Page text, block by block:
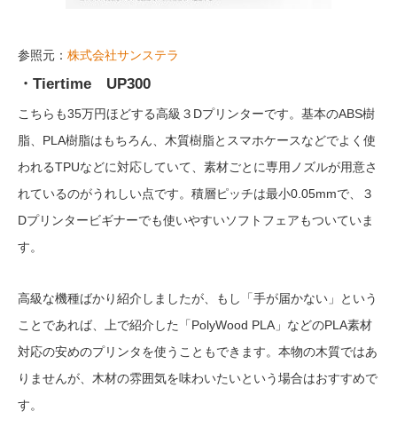
参照元： 株式会社サンステラ
・Tiertime UP300
こちらも35万円ほどする高級３Dプリンターです。基本のABS樹
脂、PLA樹脂はもちろん、木質樹脂とスマホケースなどでよく使
われるTPUなどに対応していて、素材ごとに専用ノズルが用意さ
れているのがうれしい点です。積層ピッチは最小0.05mmで、３
Dプリンタービギナーでも使いやすいソフトフェアもついていま
す。
高級な機種ばかり紹介しましたが、もし「手が届かない」という
ことであれば、上で紹介した「PolyWood PLA」などのPLA素材
対応の安めのプリンタを使うこともできます。本物の木質ではあ
りませんが、木材の雰囲気を味わいたいという場合はおすすめで
す。